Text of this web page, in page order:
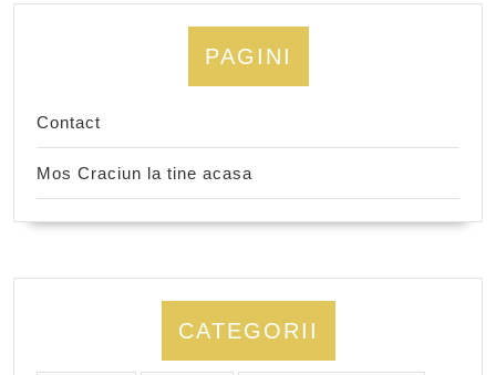
PAGINI
Contact
Mos Craciun la tine acasa
CATEGORII